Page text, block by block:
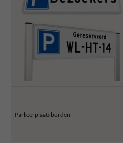
Parkeerplaats borden